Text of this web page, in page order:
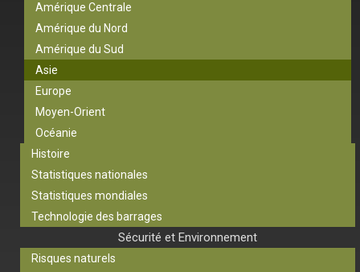
Amérique Centrale
Amérique du Nord
Amérique du Sud
Asie
Europe
Moyen-Orient
Océanie
Histoire
Statistiques nationales
Statistiques mondiales
Technologie des barrages
Sécurité et Environnement
Risques naturels